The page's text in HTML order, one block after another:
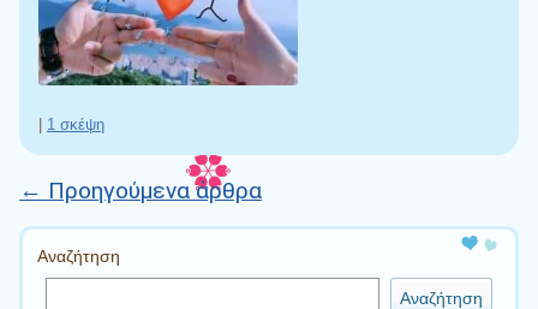
1 σκέψη
Πλοήγηση άρθρων
← Προηγούμενα άρθρα
Αναζήτηση
Αναζήτηση